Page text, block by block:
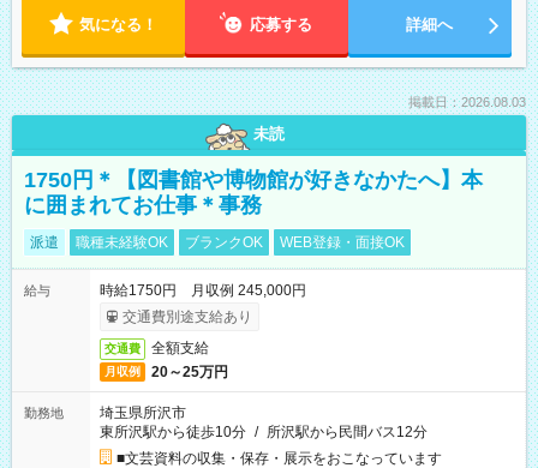
気になる！ 応募する 詳細へ
掲載日：2026.08.03
未読
1750円＊【図書館や博物館が好きなかたへ】本
に囲まれてお仕事＊事務
派遣 職種未経験OK ブランクOK WEB登録・面接OK
給与
時給1750円 月収例 245,000円
交通費別途支給あり
交通費 全額支給
月収例 20～25万円
勤務地
埼玉県所沢市
東所沢駅から徒歩10分 / 所沢駅から民間バス12分
■文芸資料の収集・保存・展示をおこなっています